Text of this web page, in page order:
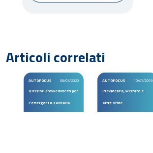
Articoli correlati
AUTOFOCUS
06/03/2020
Ulteriori provvedimenti per
l’emergenza sanitaria
AUTOFOCUS
10/07/2019
Previdenza, welfare e
altre sfide